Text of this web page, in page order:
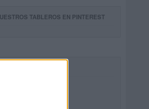
TABLEROS EN PINTEREST